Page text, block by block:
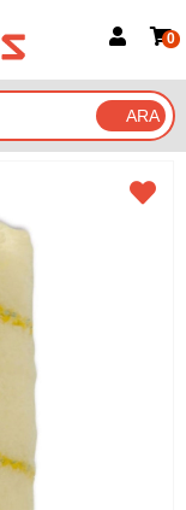
Bağlan
0